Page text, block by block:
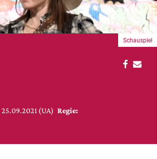
25.09.2021 (UA) Regie:
Schauspiel